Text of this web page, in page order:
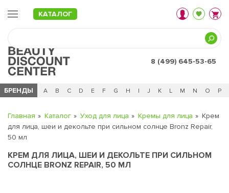
КАТАЛОГ
8 (499) 645-53-65
БРЕНДЫ
Ч 0 - 9 A B C D E F G H I J K L M N O P
Главная Каталог Уход для лица Кремы для лица
Крем
для лица, шеи и декольте при сильном солнце Bronz Repair,
50 мл
КРЕМ ДЛЯ ЛИЦА, ШЕИ И ДЕКОЛЬТЕ ПРИ СИЛЬНОМ
СОЛНЦЕ BRONZ REPAIR, 50 МЛ